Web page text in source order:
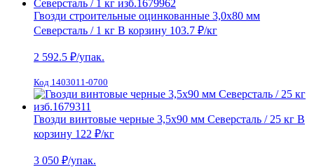
Гвозди строительные оцинкованные 3,0х80 мм
Северсталь / 1 кг В корзину 103.7 ₽/кг
2 592.5 ₽/упак.
Код 1403011-0700
Гвозди винтовые черные 3,5х90 мм Северсталь / 25 кг В
корзину 122 ₽/кг
3 050 ₽/упак.